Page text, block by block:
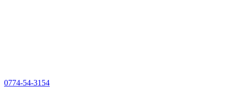
0774-54-3154